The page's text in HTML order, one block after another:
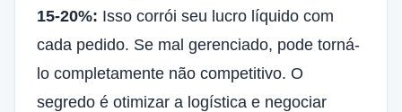
15-20%: Isso corrói seu lucro líquido com
cada pedido. Se mal gerenciado, pode torná-
lo completamente não competitivo. O
segredo é otimizar a logística e negociar